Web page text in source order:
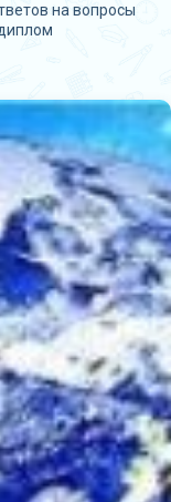
на вопросы